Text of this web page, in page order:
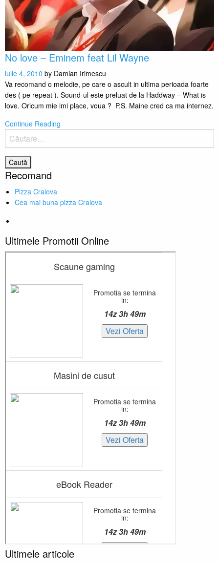
No love – Eminem feat Lil Wayne
iulie 4, 2010 by Damian Irimescu
Va recomand o melodie, pe care o ascult in ultima perioada foarte
des ( pe repeat ). Sound-ul este preluat de la Haddway – What is
love. Oricum mie imi place, voua ? P.S. Maine cred ca ma internez.
Continue Reading
Caută
după:
Recomand
Pizza Craiova
Cea mai buna pizza Craiova
Ultimele Promotii Online
Ultimele articole